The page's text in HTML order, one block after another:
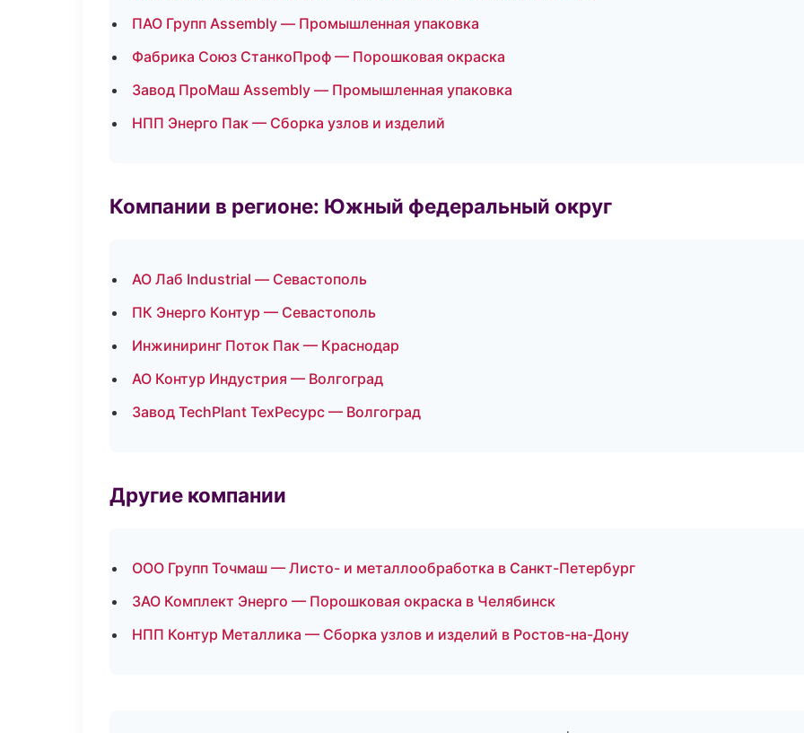
ПАО Групп Assembly — Промышленная упаковка
Фабрика Союз СтанкоПроф — Порошковая окраска
Завод ПроМаш Assembly — Промышленная упаковка
НПП Энерго Пак — Сборка узлов и изделий
Компании в регионе: Южный федеральный округ
АО Лаб Industrial — Севастополь
ПК Энерго Контур — Севастополь
Инжиниринг Поток Пак — Краснодар
АО Контур Индустрия — Волгоград
Завод TechPlant ТехРесурс — Волгоград
Другие компании
ООО Групп Точмаш — Листо- и металлообработка в Санкт-Петербург
ЗАО Комплект Энерго — Порошковая окраска в Челябинск
НПП Контур Металлика — Сборка узлов и изделий в Ростов-на-Дону